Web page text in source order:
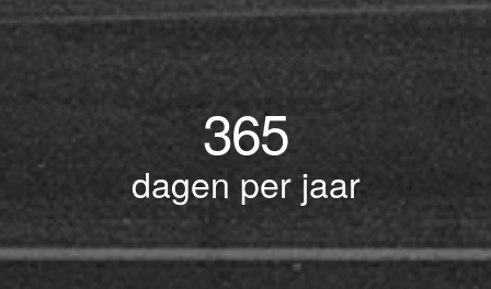
365
dagen per jaar